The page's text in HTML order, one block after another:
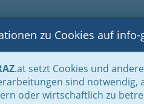
BLOGS FOTOS G
zu Cookies auf info-
.at setzt Cookies und
sind notwendig,
oder wirtschaftlich zu
& Handwerk, Gliederung der WKO